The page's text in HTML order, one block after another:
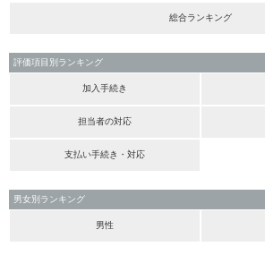
総合ランキング
評価項目別ランキング
加入手続き
担当者の対応
支払い手続き・対応
男女別ランキング
男性